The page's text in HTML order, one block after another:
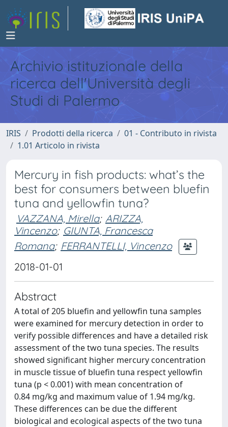
Archivio istituzionale della
ricerca dell'Università degli
Studi di Palermo
IRIS Prodotti della ricerca
01 - Contributo in rivista
1.01 Articolo in rivista
Mercury in fish products: what’s the
best for consumers between bluefin
tuna and yellowfin tuna?
VAZZANA, Mirella; ARIZZA,
Vincenzo; GIUNTA, Francesca
Romana; FERRANTELLI, Vincenzo
2018-01-01
Abstract
A total of 205 bluefin and yellowfin tuna samples
were examined for mercury detection in order to
verify possible differences and have a detailed risk
assessment of the two tuna species. The results
showed significant higher mercury concentration
in muscle tissue of bluefin tuna respect yellowfin
tuna (p < 0.001) with mean concentration of
0.84 mg/kg and maximum value of 1.94 mg/kg.
These differences can be due the different
biological and ecological aspects of the two tuna